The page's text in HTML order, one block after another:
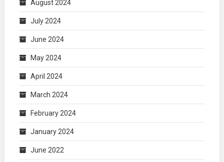
August 2024
July 2024
June 2024
May 2024
April 2024
March 2024
February 2024
January 2024
June 2022